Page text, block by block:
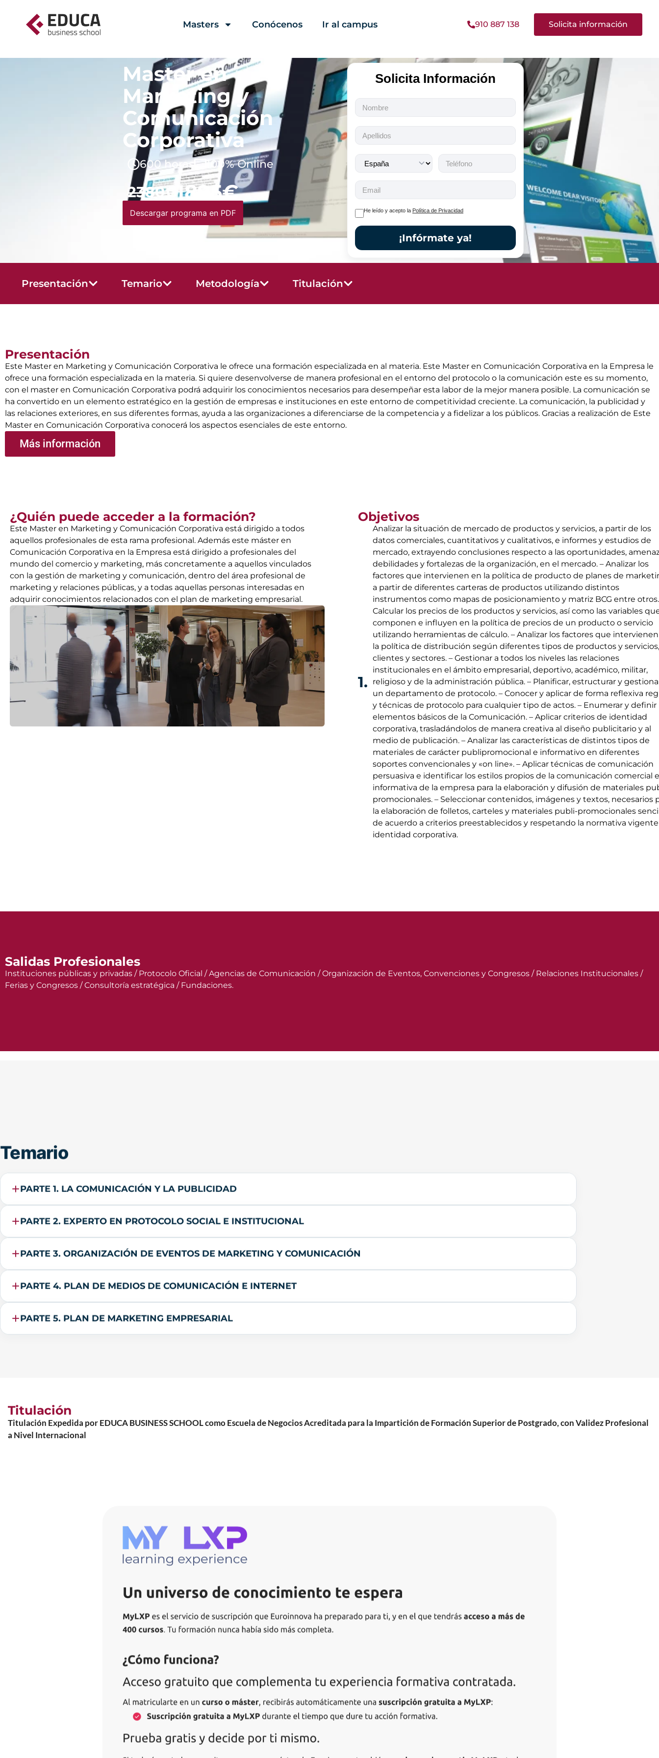
Masters Conócenos Ir al campus Solicita información
910 887 138
Master en
Marketing y
Comunicación
Corporativa
600 horas 100% Online
2380€ 1895€
Descargar programa en PDF
Solicita Información
Todos
los
son
obligatorios.
He leído y acepto la Política de Privacidad
¡Infórmate ya!
Presentación Temario Metodología Titulación
Presentación
Este Master en Marketing y Comunicación Corporativa le ofrece una formación especializada en al materia. Este Master en Comunicación Corporativa en la Empresa le
ofrece una formación especializada en la materia. Si quiere desenvolverse de manera profesional en el entorno del protocolo o la comunicación este es su momento,
con el master en Comunicación Corporativa podrá adquirir los conocimientos necesarios para desempeñar esta labor de la mejor manera posible. La comunicación se
ha convertido en un elemento estratégico en la gestión de empresas e instituciones en este entorno de competitividad creciente. La comunicación, la publicidad y
las relaciones exteriores, en sus diferentes formas, ayuda a las organizaciones a diferenciarse de la competencia y a fidelizar a los públicos. Gracias a realización de Este
Master en Comunicación Corporativa conocerá los aspectos esenciales de este entorno.
Más información
¿Quién puede acceder a la formación?
Este Master en Marketing y Comunicación Corporativa está dirigido a todos
aquellos profesionales de esta rama profesional. Además este máster en
Comunicación Corporativa en la Empresa está dirigido a profesionales del
mundo del comercio y marketing, más concretamente a aquellos vinculados
con la gestión de marketing y comunicación, dentro del área profesional de
marketing y relaciones públicas, y a todas aquellas personas interesadas en
adquirir conocimientos relacionados con el plan de marketing empresarial.
Objetivos
1.
Analizar la situación de mercado de productos y servicios, a partir de los
datos comerciales, cuantitativos y cualitativos, e informes y estudios de
mercado, extrayendo conclusiones respecto a las oportunidades,
debilidades y fortalezas de la organización, en el mercado. – Analizar los
factores que intervienen en la política de producto de planes de
a partir de diferentes carteras de productos utilizando distintos
instrumentos como mapas de posicionamiento y matriz BCG entre
Calcular los precios de los productos y servicios, así como las variables
componen e influyen en la política de precios de un producto o servicio
utilizando herramientas de cálculo. – Analizar los factores que
la política de distribución según diferentes tipos de productos y servicios,
clientes y sectores. – Gestionar a todos los niveles las relaciones
institucionales en el ámbito empresarial, deportivo, académico, militar,
religioso y de la administración pública. – Planificar, estructurar y
un departamento de protocolo. – Conocer y aplicar de forma reflexiva
y técnicas de protocolo para cualquier tipo de actos. – Enumerar y definir
elementos básicos de la Comunicación. – Aplicar criterios de identidad
corporativa, trasladándolos de manera creativa al diseño publicitario y al
medio de publicación. – Analizar las características de distintos tipos de
materiales de carácter publipromocional e informativo en diferentes
soportes convencionales y «on line». – Aplicar técnicas de comunicación
persuasiva e identificar los estilos propios de la comunicación comercial e
informativa de la empresa para la elaboración y difusión de materiales
promocionales. – Seleccionar contenidos, imágenes y textos, necesarios
la elaboración de folletos, carteles y materiales publi-promocionales
de acuerdo a criterios preestablecidos y respetando la normativa
identidad corporativa.
Salidas Profesionales
Instituciones públicas y privadas / Protocolo Oficial / Agencias de Comunicación / Organización de Eventos, Convenciones y Congresos / Relaciones Institucionales /
Ferias y Congresos / Consultoría estratégica / Fundaciones.
Temario
Titulación
Titulación Expedida por EDUCA BUSINESS SCHOOL como Escuela de Negocios Acreditada para la Impartición de Formación Superior de Postgrado, con Validez Profesional
a Nivel Internacional